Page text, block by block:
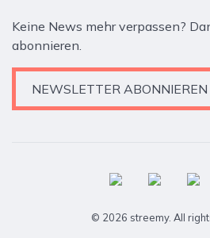
Keine News mehr verpassen?
abonnieren.
NEWSLETTER ABONNIEREN
© 2026 streemy. All